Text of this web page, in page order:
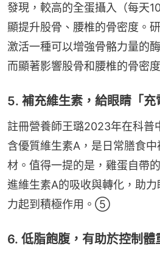
發現，較高的全蛋攝入（每天
顯提升股骨、腰椎的骨密度。
激活一種可以增強骨骼力量的
而顯著影響股骨和腰椎的骨
5. 補充維生素，給眼睛「充
註冊營養師王璐2023年在科普
含優質維生素A，是日常膳食
材。值得一提的是，雞蛋自帶
進維生素A的吸收與轉化，助
力起到積極作用。⑤
6. 低脂飽腹，有助於控制體